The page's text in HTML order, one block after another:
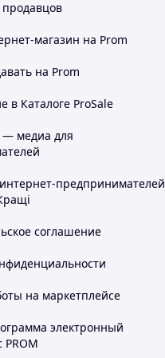
магазин на Prom
на Prom
в Каталоге ProSale
— медиа для
предпринимателей
соглашение
на маркетплейсе
электронный
PROM